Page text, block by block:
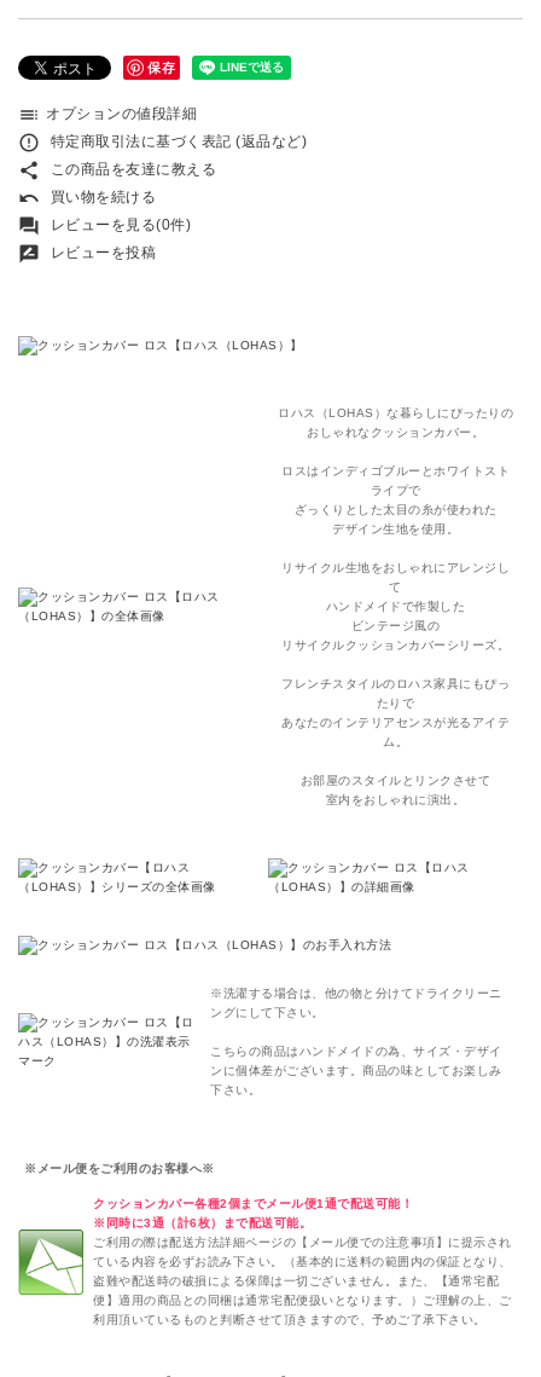
保存
toc オプションの値段詳細
error_outline 特定商取引法に基づく表記 (返品など)
share この商品を友達に教える
undo 買い物を続ける
forum レビューを見る(0件)
rate_review レビューを投稿
ロハス（LOHAS）な暮らしにぴったりの
おしゃれなクッションカバー。
ロスはインディゴブルーとホワイトスト
ライプで
ざっくりとした太目の糸が使われた
デザイン生地を使用。
リサイクル生地をおしゃれにアレンジし
て
ハンドメイドで作製した
ビンテージ風の
リサイクルクッションカバーシリーズ。
フレンチスタイルのロハス家具にもぴっ
たりで
あなたのインテリアセンスが光るアイテ
ム。
お部屋のスタイルとリンクさせて
室内をおしゃれに演出。
※洗濯する場合は、他の物と分けてドライクリーニ
ングにして下さい。
こちらの商品はハンドメイドの為、サイズ・デザイ
ンに個体差がございます。商品の味としてお楽しみ
下さい。
※メール便をご利用のお客様へ※
クッションカバー各種2個までメール便1通で配送可能！
※同時に3通（計6枚）まで配送可能。
ご利用の際は配送方法詳細ページの【メール便での注意事項】に提示され
ている内容を必ずお読み下さい。（基本的に送料の範囲内の保証となり、
盗難や配送時の破損による保障は一切ございません。また、【通常宅配
便】適用の商品との同梱は通常宅配便扱いとなります。）ご理解の上、ご
利用頂いているものと判断させて頂きますので、予めご了承下さい。